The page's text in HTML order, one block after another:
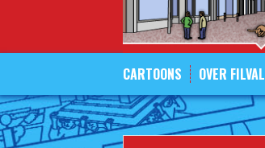
CARTOONS OVER FILVAL